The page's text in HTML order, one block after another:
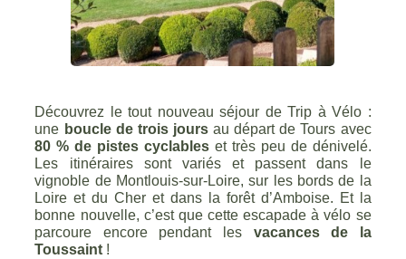
Découvrez le tout nouveau séjour de Trip à Vélo :
une boucle de trois joursau départ de Tours avec
80 % de pistes cyclables et très peu de dénivelé.
Les itinéraires sont variés et passent dans le
vignoble de Montlouis-sur-Loire, sur les bords de la
Loire et du Cher et dans la forêt d’Amboise. Et la
bonne nouvelle, c’est que cette escapade à vélo se
parcoure encore pendant les vacances de la
Toussaint !